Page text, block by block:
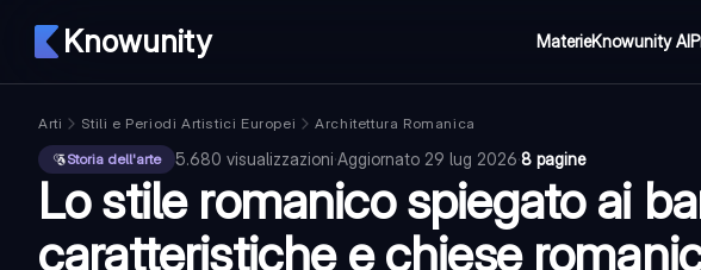
Knowunity MaterieKnowunity AI
Arti Stili e Periodi Artistici Europei
Architettura Romanica
Storia dell'arte
5.680 visualizzazioni·Aggiornato 29 lug 2026·8 pagine
Lo stile romanico spiegato ai
caratteristiche e chiese